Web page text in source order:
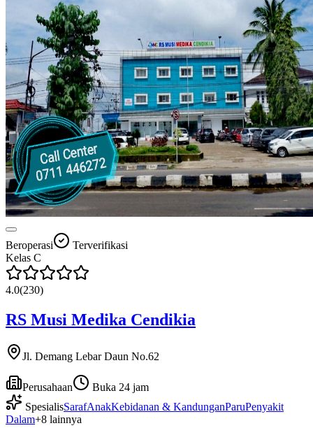
Beroperasi
Terverifikasi
Kelas C
4.0(230)
RS Musi Medika Cendikia
Jl. Demang Lebar Daun No.62
Perusahaan
Buka 24 jam
SpesialisSarafAnakKebidanan & KandunganParuPenyakit
Dalam+8 lainnya